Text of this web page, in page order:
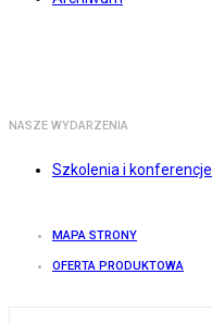
NASZE WYDARZENIA
Szkolenia i konferencje
MAPA STRONY
OFERTA PRODUKTOWA